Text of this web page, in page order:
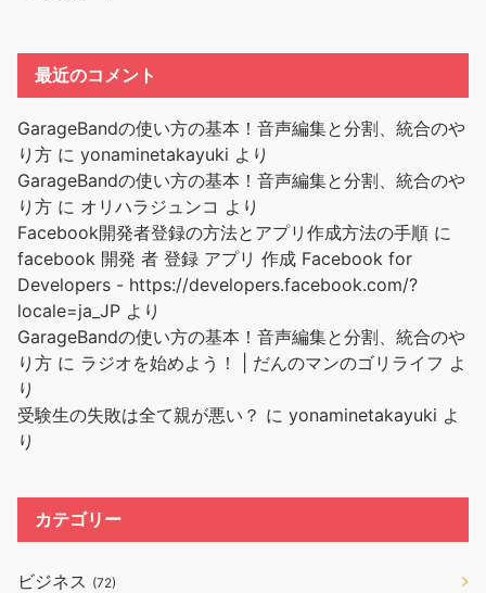
最近のコメント
GarageBandの使い方の基本！音声編集と分割、統合のや
り方 に yonaminetakayuki より
GarageBandの使い方の基本！音声編集と分割、統合のや
り方 に オリハラジュンコ より
Facebook開発者登録の方法とアプリ作成方法の手順 に
facebook 開発 者 登録 アプリ 作成 Facebook for
Developers - https://developers.facebook.com/?
locale=ja_JP より
GarageBandの使い方の基本！音声編集と分割、統合のや
り方 に ラジオを始めよう！ | だんのマンのゴリライフ よ
り
受験生の失敗は全て親が悪い？ に yonaminetakayuki よ
り
カテゴリー
ビジネス (72)